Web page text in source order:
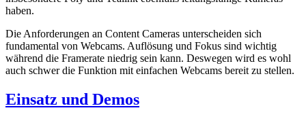
haben.
Die Anforderungen an Content Cameras unterscheiden sich
fundamental von Webcams. Auflösung und Fokus sind wichtig
während die Framerate niedrig sein kann. Deswegen wird es wohl
auch schwer die Funktion mit einfachen Webcams bereit zu stellen.
Einsatz und Demos